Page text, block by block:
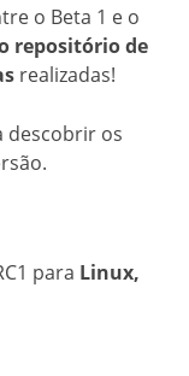
o Beta 1 e o
repositório de
realizadas!
descobrir os
para Linux,